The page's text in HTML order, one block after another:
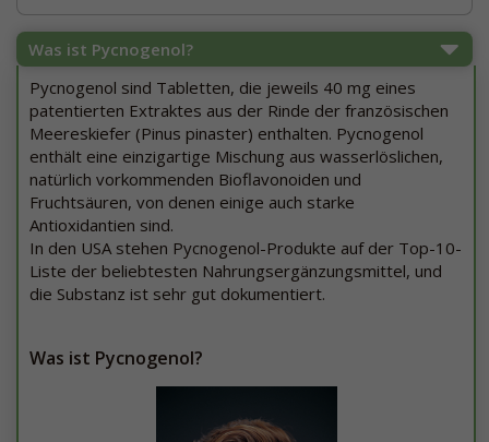
Was ist Pycnogenol?
Pycnogenol sind Tabletten, die jeweils 40 mg eines
patentierten Extraktes aus der Rinde der französischen
Meereskiefer (Pinus pinaster) enthalten. Pycnogenol
enthält eine einzigartige Mischung aus wasserlöslichen,
natürlich vorkommenden Bioflavonoiden und
Fruchtsäuren, von denen einige auch starke
Antioxidantien sind.
In den USA stehen Pycnogenol-Produkte auf der Top-10-
Liste der beliebtesten Nahrungsergänzungsmittel, und
die Substanz ist sehr gut dokumentiert.
Was ist Pycnogenol?